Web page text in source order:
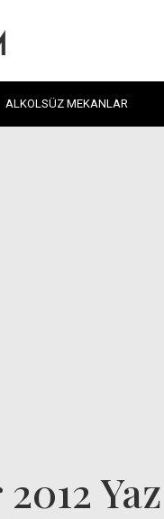
ALKOLSÜZ MEKANLAR